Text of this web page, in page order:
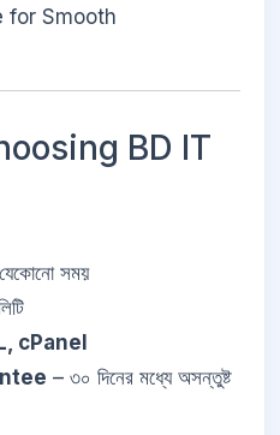
for Smooth
BD IT
যেকোনো সময়
cPanel
– ৩০ দিনের মধ্যে অসন্তুষ্ট